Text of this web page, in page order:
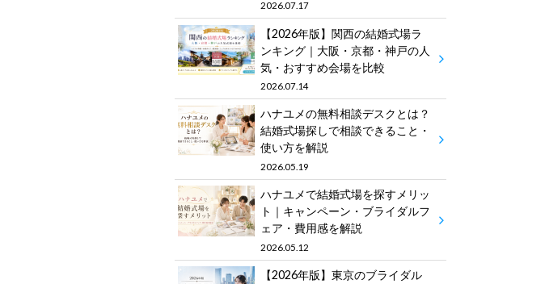
2026.07.17
【2026年版】関西の結婚式場ラ
ンキング｜大阪・京都・神戸の人
気・おすすめ会場を比較
2026.07.14
ハナユメの無料相談デスクとは？
結婚式場探しで相談できること・
使い方を解説
2026.05.19
ハナユメで結婚式場を探すメリッ
ト｜キャンペーン・ブライダルフ
ェア・費用感を解説
2026.05.12
【2026年版】東京のブライダル